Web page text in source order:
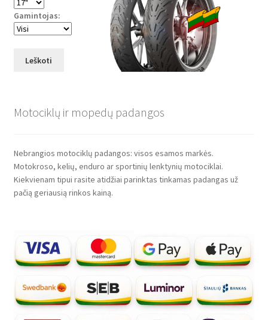
Gamintojas:
Leškoti
Motociklų ir mopedų padangos
Nebrangios motociklų padangos: visos esamos markės.
Motokroso, kelių, enduro ar sportinių lenktynių motociklai.
Kiekvienam tipui rasite atidžiai parinktas tinkamas padangas už
pačią geriausią rinkos kainą.